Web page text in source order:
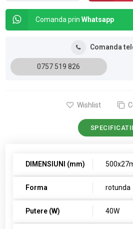
Comanda prinWhatsapp
Comanda
0757 519 826
Wishlist
SPECIFICATII
DIMENSIUNI (mm)
Forma rotunda
Putere (W) 40W